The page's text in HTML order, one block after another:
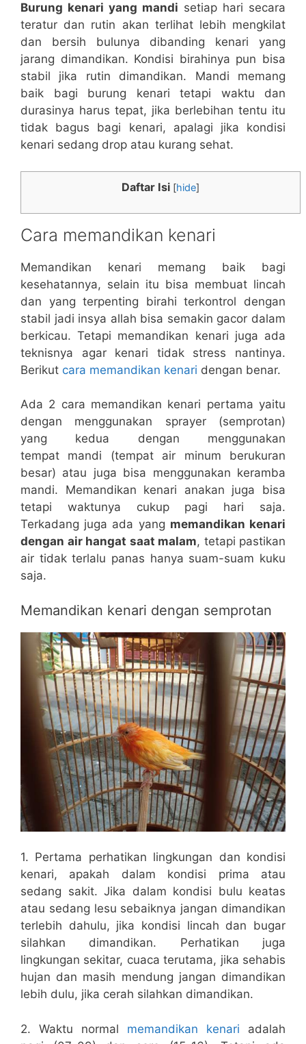
Burung kenari yang mandi setiap hari secara
teratur dan rutin akan terlihat lebih mengkilat
dan bersih bulunya dibanding kenari yang
jarang dimandikan. Kondisi birahinya pun bisa
stabil jika rutin dimandikan. Mandi memang
baik bagi burung kenari tetapi waktu dan
durasinya harus tepat, jika berlebihan tentu itu
tidak bagus bagi kenari, apalagi jika kondisi
kenari sedang drop atau kurang sehat.
Daftar Isi [hide]
Cara memandikan kenari
Memandikan kenari memang baik bagi
kesehatannya, selain itu bisa membuat lincah
dan yang terpenting birahi terkontrol dengan
stabil jadi insya allah bisa semakin gacor dalam
berkicau. Tetapi memandikan kenari juga ada
teknisnya agar kenari tidak stress nantinya.
Berikut cara memandikan kenari dengan benar.
Ada 2 cara memandikan kenari pertama yaitu
dengan menggunakan sprayer (semprotan)
yang kedua dengan menggunakan
tempat mandi (tempat air minum berukuran
besar) atau juga bisa menggunakan keramba
mandi. Memandikan kenari anakan juga bisa
tetapi waktunya cukup pagi hari saja.
Terkadang juga ada yang memandikan kenari
dengan air hangat saat malam, tetapi pastikan
air tidak terlalu panas hanya suam-suam kuku
saja.
Memandikan kenari dengan semprotan
1. Pertama perhatikan lingkungan dan kondisi
kenari, apakah dalam kondisi prima atau
sedang sakit. Jika dalam kondisi bulu keatas
atau sedang lesu sebaiknya jangan dimandikan
terlebih dahulu, jika kondisi lincah dan bugar
silahkan dimandikan. Perhatikan juga
lingkungan sekitar, cuaca terutama, jika sehabis
hujan dan masih mendung jangan dimandikan
lebih dulu, jika cerah silahkan dimandikan.
2. Waktu normal memandikan kenari adalah